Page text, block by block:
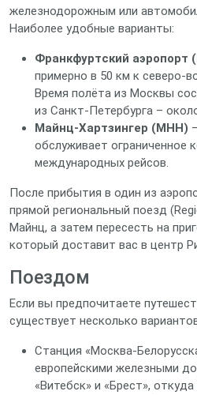
железнодорожным или
Наиболее удобные варианты:
Франкфуртский аэропорт
примерно в 50 км к
Время полёта из Москвы
из Санкт‑Петербурга –
Майнц‑Хартзингер (MHH)
обслуживает ограниченное
международных рейсов.
После прибытия в один из
прямой региональный поезд
Майнц, а затем пересесть на
который доставит вас в центр
Поездом
Если вы предпочитаете
существует несколько
Станция
европейскими железными
«Витебск» и «Брест»,